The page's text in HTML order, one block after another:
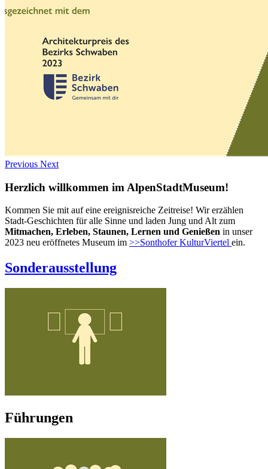
Previous Next
Herzlich willkommen im AlpenStadtMuseum!
Kommen Sie mit auf eine ereignisreiche Zeitreise! Wir erzählen
Stadt-Geschichten für alle Sinne und laden Jung und Alt zum
Mitmachen, Erleben, Staunen, Lernen und Genießen in unser
2023 neu eröffnetes Museum im >>Sonthofer KulturViertel ein.
Sonderausstellung
Führungen